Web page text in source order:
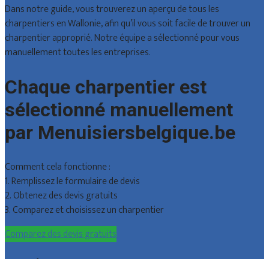
Dans notre guide, vous trouverez un aperçu de tous les
charpentiers en Wallonie, afin qu’il vous soit facile de trouver un
charpentier approprié. Notre équipe a sélectionné pour vous
manuellement toutes les entreprises.
Chaque charpentier est
sélectionné manuellement
par Menuisiersbelgique.be
Comment cela fonctionne :
1. Remplissez le formulaire de devis
2. Obtenez des devis gratuits
3. Comparez et choisissez un charpentier
Comparez des devis gratuits